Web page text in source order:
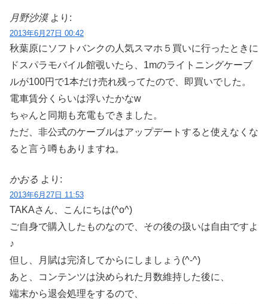
月野沙漠 より:
2013年6月27日 00:42
秋葉原にソフトバンクの人気スマホ５買いに行ったときに
ドスパラモバイル館覗いたら、1mのライトニングケーブ
ルが100円で1本だけ売れ残ってたので、即買いでした。
電車賃分くらいは浮いたかなw
ちゃんと同期も充電もできました。
ただ、非公式のケーブルはアップデートすると使えなくな
ると言う噂もありますね。
かおる より:
2013年6月27日 11:53
TAKAさん、こんにちは(^o^)
ご自身で購入したものなので、その後の扱いは自由ですよ
♪
但し、月賦は完済してからにしましょう(^-^)
あと、コンテンツは決められた月数維持した後に、
端末から退会処理をするので、